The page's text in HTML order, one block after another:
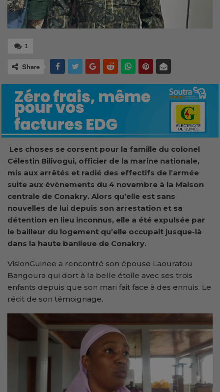
1
Share
Les choses se corsent pour la famille du colonel
Célestin Bilivogui, officier de la marine nationale,
mis aux arrêtés et radié des effectifs de l’armée
suite aux évènements du 4 novembre à la Maison
centrale de Conakry. Alors qu’elle est sans
nouvelles de lui depuis son arrestation et sa
détention en lieu inconnus, elle a été expulsée par
le bailleur du logement qu’elle occupait jusque-là
dans la haute banlieue de Conakry.
VisionGuinee a rencontré son épouse Laouratou
Bangoura qui dort à la belle étoile avec ses trois
enfants depuis que son mari fait face à des ennuis. Le
récit de son témoignage.